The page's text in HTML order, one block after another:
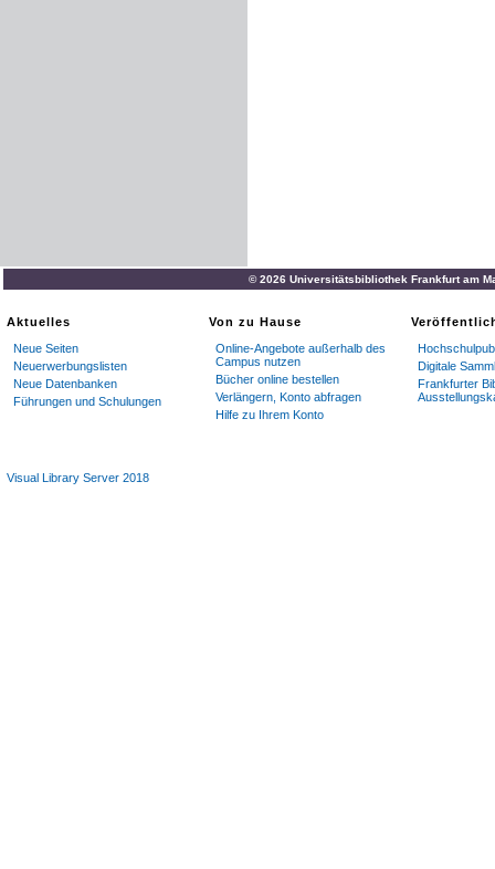
© 2026 Universitätsbibliothek Frankfurt am
Aktuelles
Neue Seiten
Neuerwerbungslisten
Neue Datenbanken
Führungen und Schulungen
Von zu Hause
Online-Angebote außerhalb des
Campus nutzen
Bücher online bestellen
Verlängern, Konto abfragen
Hilfe zu Ihrem Konto
Digitale
Frankfurter
Visual Library Server 2018